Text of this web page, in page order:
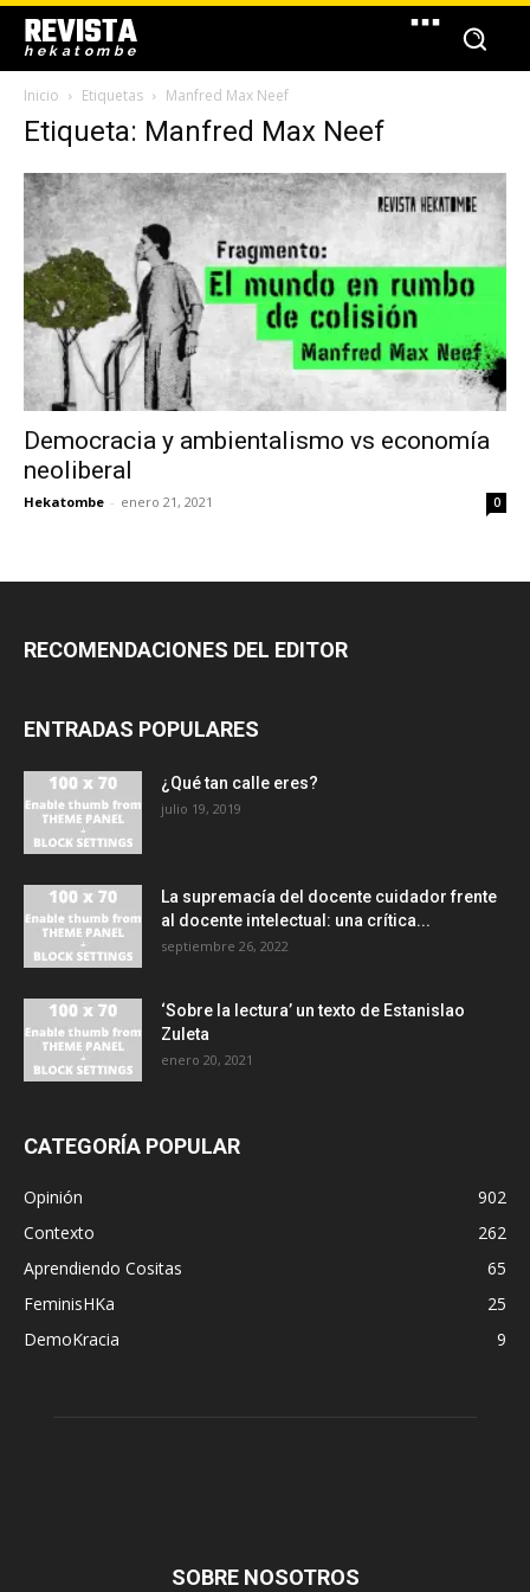
REVISTA
hekatombe
Inicio Etiquetas Manfred Max Neef
Etiqueta: Manfred Max Neef
Democracia y ambientalismo vs economía
neoliberal
Hekatombe - enero 21, 2021 0
RECOMENDACIONES DEL EDITOR
ENTRADAS POPULARES
¿Qué tan calle eres?
julio 19, 2019
La supremacía del docente cuidador frente
al docente intelectual: una crítica...
septiembre 26, 2022
‘Sobre la lectura’ un texto de Estanislao
Zuleta
enero 20, 2021
CATEGORÍA POPULAR
Opinión
902
Contexto
262
Aprendiendo Cositas
65
FeminisHKa
25
DemoKracia
9
SOBRE NOSOTROS